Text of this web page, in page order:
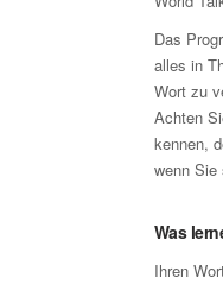
Das
alles in
Wort zu
Achten
kennen,
wenn Sie
Was
Ihren